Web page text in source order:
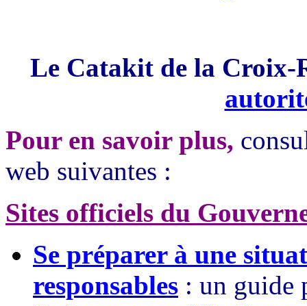
Le Catakit de la Croix-
Pour en savoir plus,
web suivantes :
Sites officiels du
Se préparer à une
responsables : un guide